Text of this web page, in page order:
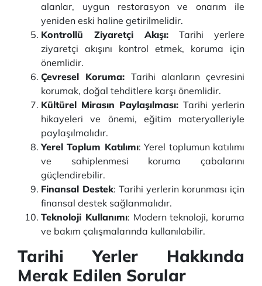
alanlar, uygun restorasyon ve onarım ile
yeniden eski haline getirilmelidir.
Kontrollü Ziyaretçi Akışı:Tarihi yerlere
ziyaretçi akışını kontrol etmek, koruma için
önemlidir.
Çevresel Koruma: Tarihi alanların çevresini
korumak, doğal tehditlere karşı önemlidir.
Kültürel Mirasın Paylaşılması: Tarihi yerlerin
hikayeleri ve önemi, eğitim materyalleriyle
paylaşılmalıdır.
Yerel Toplum Katılımı: Yerel toplumun katılımı
ve sahiplenmesi koruma çabalarını
güçlendirebilir.
Finansal Destek: Tarihi yerlerin korunması için
finansal destek sağlanmalıdır.
Teknoloji Kullanımı: Modern teknoloji, koruma
ve bakım çalışmalarında kullanılabilir.
Tarihi Yerler Hakkında
Merak Edilen Sorular